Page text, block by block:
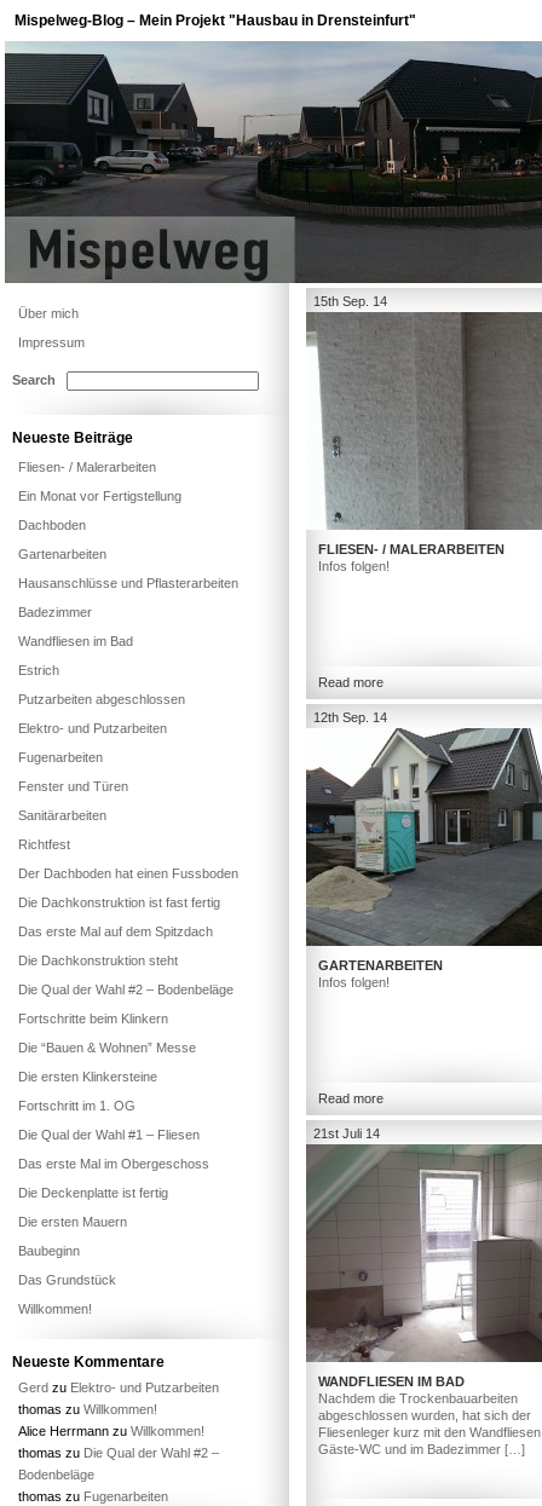
Mispelweg-Blog – Mein Projekt "Hausbau in Drensteinfurt"
15th Sep. 14
FLIESEN- / MALERARBEITEN
Infos folgen!
Read more
12th Sep. 14
GARTENARBEITEN
Infos folgen!
Read more
21st Juli 14
WANDFLIESEN IM BAD
Nachdem die Trockenbauarbeiten
abgeschlossen wurden, hat sich der
Fliesenleger kurz mit den
Gäste-WC und im Badezimmer […]
Über mich
Impressum
Search
Neueste Beiträge
Fliesen- / Malerarbeiten
Ein Monat vor Fertigstellung
Dachboden
Gartenarbeiten
Hausanschlüsse und Pflasterarbeiten
Badezimmer
Wandfliesen im Bad
Estrich
Putzarbeiten abgeschlossen
Elektro- und Putzarbeiten
Fugenarbeiten
Fenster und Türen
Sanitärarbeiten
Richtfest
Der Dachboden hat einen Fussboden
Die Dachkonstruktion ist fast fertig
Das erste Mal auf dem Spitzdach
Die Dachkonstruktion steht
Die Qual der Wahl #2 – Bodenbeläge
Fortschritte beim Klinkern
Die “Bauen & Wohnen” Messe
Die ersten Klinkersteine
Fortschritt im 1. OG
Die Qual der Wahl #1 – Fliesen
Das erste Mal im Obergeschoss
Die Deckenplatte ist fertig
Die ersten Mauern
Baubeginn
Das Grundstück
Willkommen!
Neueste Kommentare
Gerd zu Elektro- und Putzarbeiten
thomas zu Willkommen!
Alice Herrmann zu Willkommen!
thomas zu Die Qual der Wahl #2 –
Bodenbeläge
thomas zu Fugenarbeiten